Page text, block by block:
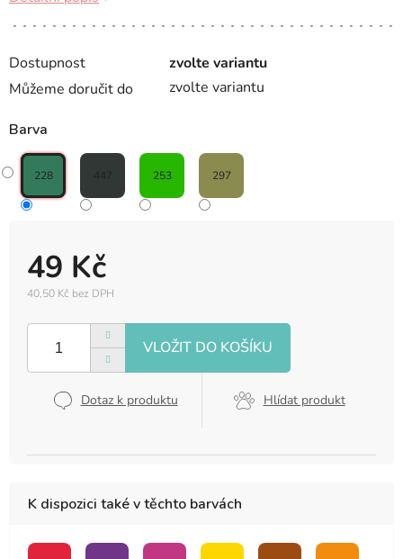
Dostupnost
zvolte variantu
Můžeme doručit do
zvolte variantu
49 Kč
40,50 Kč bez DPH
cena:
Dotaz k produktu Hlídat produkt
Barva
228 253 297
K dispozici také v těchto barvách